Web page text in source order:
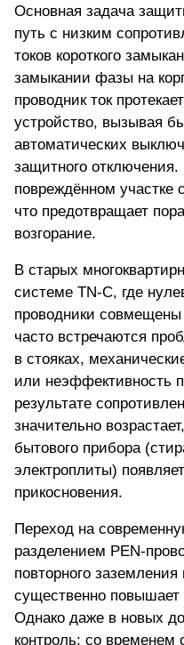
Основная задача
путь с низким
токов короткого
замыкании фазы на
проводник ток
устройство, вызывая
автоматических
защитного
повреждённом участке
что предотвращает
возгорание.
В старых
системе TN-C, где
проводники
часто встречаются
в стояках,
или неэффективность
результате
значительно
бытового прибора
электроплиты)
прикосновения.
Переход на
разделением PEN-
повторного
существенно повышает
Однако даже в новых
контроль: со временем